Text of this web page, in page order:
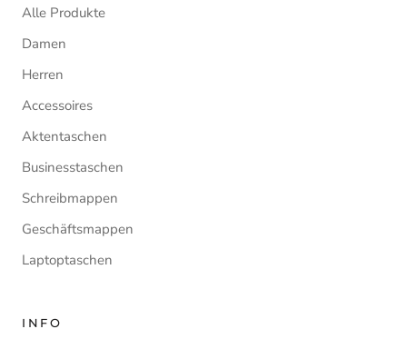
Alle Produkte
Damen
Herren
Accessoires
Aktentaschen
Businesstaschen
Schreibmappen
Geschäftsmappen
Laptoptaschen
INFO